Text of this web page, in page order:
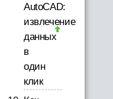
AutoCAD:
извлечение
данных
в
один
клик